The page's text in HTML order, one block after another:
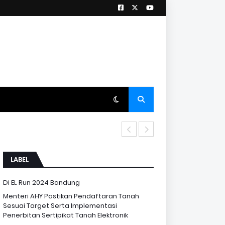
LABEL
Di EL Run 2024 Bandung
Menteri AHY Pastikan Pendaftaran Tanah
Sesuai Target Serta Implementasi
Penerbitan Sertipikat Tanah Elektronik